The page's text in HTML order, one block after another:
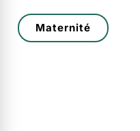
Maternité